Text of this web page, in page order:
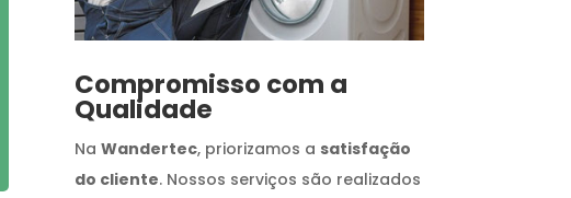
Compromisso com a
Qualidade
Na Wandertec, priorizamos a satisfação
do cliente. Nossos serviços são realizados